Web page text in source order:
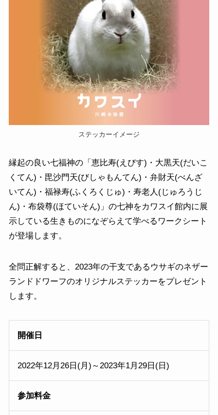
ステッカーイメージ
縁起の良い七福神の「恵比寿(えびす)・大黒天(だいこ
くてん)・毘沙門天(びしゃもんてん)・弁財天(べんざ
いてん)・福禄寿(ふくろくじゅ)・寿老人(じゅろうじ
ん)・布袋尊(ほていそん)」の七神をカワスイ館内に展
示している生きものになぞらえて学べるワークシート
が登場します。
全問正解すると、2023年の干支であるウサギのネザー
ランドドワーフのオリジナルステッカーをプレゼント
します。
開催日
2022年12月26日(月)～2023年1月29日(日)
参加料金